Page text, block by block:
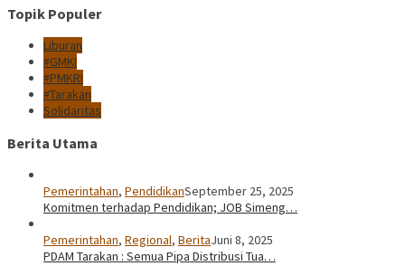
Topik Populer
Liburan
#GMKI
#PMKRI
#Tarakan
Solidaritas
Berita Utama
Pemerintahan, PendidikanSeptember 25, 2025
Komitmen terhadap Pendidikan; JOB Simeng…
Pemerintahan, Regional, BeritaJuni 8, 2025
PDAM Tarakan : Semua Pipa Distribusi Tua…